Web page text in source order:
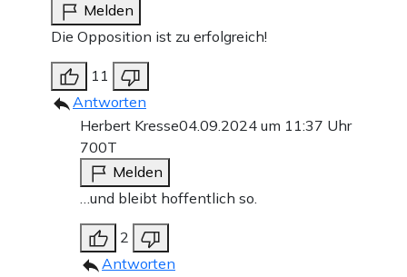
Melden
Die Opposition ist zu erfolgreich!
11
Antworten
Herbert Kresse04.09.2024 um 11:37 Uhr
700T
Melden
…und bleibt hoffentlich so.
2
Antworten